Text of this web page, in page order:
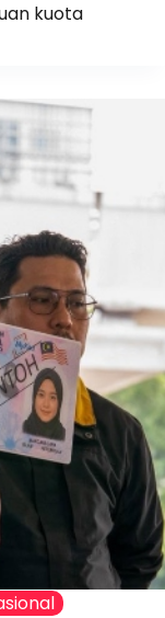
kuota